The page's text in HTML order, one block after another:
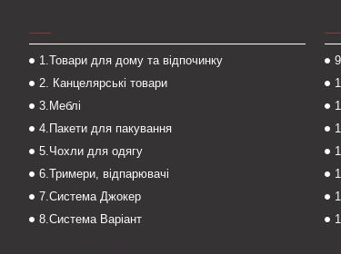
1.Товари для дому та відпочинку
2. Канцелярські товари
3.Меблі
4.Пакети для пакування
5.Чохли для одягу
6.Тримери, відпарювачі
7.Система Джокер
8.Система Варіант